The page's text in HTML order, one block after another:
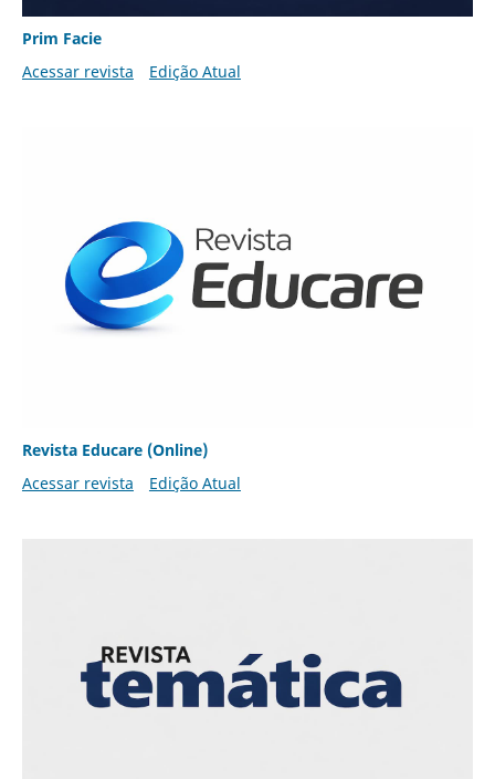
Prim Facie
Acessar revista
Edição Atual
Revista Educare (Online)
Acessar revista
Edição Atual